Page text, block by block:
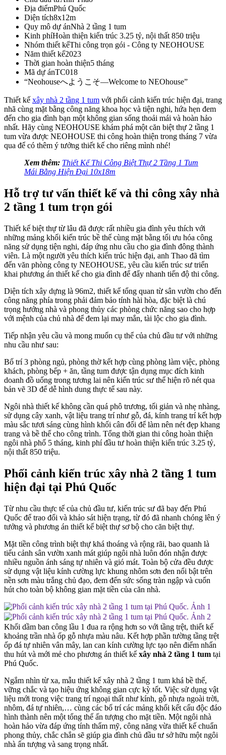
Địa điểmPhú Quốc
Diện tích8x12m
Quy mô dự ánNhà 2 tầng 1 tum
Kinh phíHoàn thiện kiến trúc 3.25 tỷ, nội thất 850 triệu
Nhóm thiết kếThi công trọn gói - Công ty NEOHOUSE
Năm thiết kế2023
Thời gian hoàn thiện5 tháng
Mã dự ánTC018
“Neohouseへようこそ—Welcome to NEOhouse”
Thiết kế xây nhà 2 tầng 1 tum với phối cảnh kiến trúc hiện đại, trang
nhã cùng mặt bằng công năng khoa học và tiện nghi, hứa hẹn đem
đến cho gia đình bạn một không gian sống thoải mái và hoàn hảo
nhất. Hãy cùng NEOHOUSE khám phá một căn biệt thự 2 tầng 1
tum vừa được NEOHOUSE thi công hoàn thiện trong tháng 7 vừa
qua để có thêm ý tưởng thiết kế cho riêng mình nhé!
Xem thêm: Thiết Kế Thi Công Biệt Thự 2 Tầng 1 Tum
Mái Bằng Hiện Đại 10x18m
Hỗ trợ tư vấn thiết kế và thi công xây nhà
2 tầng 1 tum trọn gói
Thiết kế biệt thự từ lâu đã được rất nhiều gia đình yêu thích với
những mảng khối kiến trúc bề thế cùng mặt bằng tối ưu hóa công
năng sử dụng tiện nghi, đáp ứng nhu cầu cho gia đình đông thành
viên. Là một người yêu thích kiến trúc hiện đại, anh Thao đã tìm
đến văn phòng công ty NEOHOUSE, yêu cầu kiến trúc sư triển
khai phương án thiết kế cho gia đình để đẩy nhanh tiến độ thi công.
Diện tích xây dựng là 96m2, thiết kế tổng quan từ sân vườn cho đến
công năng phía trong phải đảm bảo tính hài hòa, đặc biệt là chú
trọng hướng nhà và phong thủy các phòng chức năng sao cho hợp
với mệnh của chủ nhà để đem lại may mắn, tài lộc cho gia đình.
Tiếp nhận yêu cầu và mong muốn cụ thể của chủ đầu tư với những
nhu cầu như sau:
Bố trí 3 phòng ngủ, phòng thờ kết hợp cùng phòng làm việc, phòng
khách, phòng bếp + ăn, tầng tum được tận dụng mục đích kinh
doanh đồ uống trong tương lai nên kiến trúc sư thể hiện rõ nét qua
bản vẽ 3D để dễ hình dung thực tế sau này.
Ngôi nhà thiết kế không cần quá phô trương, tối giản và nhẹ nhàng,
sử dụng cây xanh, vật liệu trang trí như gỗ, đá, kính trang trí kết hợp
màu sắc tươi sáng cùng hình khối cân đối để làm nên nét đẹp khang
trang và bề thế cho công trình. Tổng thời gian thi công hoàn thiện
ngôi nhà phố 5 tháng, kinh phí đầu tư hoàn thiện kiến trúc 3.25 tỷ,
nội thất 850 triệu.
Phối cảnh kiến trúc xây nhà 2 tầng 1 tum
hiện đại tại Phú Quốc
Từ nhu cầu thực tế của chủ đầu tư, kiến trúc sư đã bay đến Phú
Quốc để trao đổi và khảo sát hiện trạng, từ đó đã nhanh chóng lên ý
tưởng và phương án thiết kế biệt thự sơ bộ cho căn biệt thự.
Mặt tiền công trình biệt thự khá thoáng và rộng rãi, bao quanh là
tiểu cảnh sân vườn xanh mát giúp ngôi nhà luôn đón nhận được
nhiều nguồn ánh sáng tự nhiên và gió mát. Toàn bộ cửa đều được
sử dụng vật liệu kính cường lực khung nhôm sơn đen nổi bật trên
nền sơn màu trắng chủ đạo, đem đến sức sống tràn ngập và cuốn
hút cho toàn bộ không gian mặt tiền của căn nhà.
Khối dầm ban công lầu 1 đua ra rộng hơn so với tầng trệt, thiết kế
khoảng trần nhà ốp gỗ nhựa màu nâu. Kết hợp phần tường tầng trệt
ốp đá tự nhiên vân mây, lan can kính cường lực tạo nên điểm nhấn
thu hút và mới mẻ cho phương án thiết kế xây nhà 2 tầng 1 tum tại
Phú Quốc.
Ngắm nhìn từ xa, mẫu thiết kế xây nhà 2 tầng 1 tum khá bề thế,
vững chắc và tạo hiệu ứng không gian cực kỳ tốt. Việc sử dụng vật
liệu mới trong việc trang trí ngoại thất như kính, gỗ nhựa ngoài trời,
nhôm, đá tự nhiên,… cùng các bố trí các mảng khối kết cấu độc đáo
hình thành nên một tổng thể ấn tượng cho mặt tiền. Một ngôi nhà
hoàn hảo vừa đáp ứng tính thẩm mỹ, công năng vừa thiết kế chuẩn
phong thủy, chắc chắn sẽ giúp gia đình chủ đầu tư sở hữu một ngôi
nhà ấn tượng và sang trọng nhất.